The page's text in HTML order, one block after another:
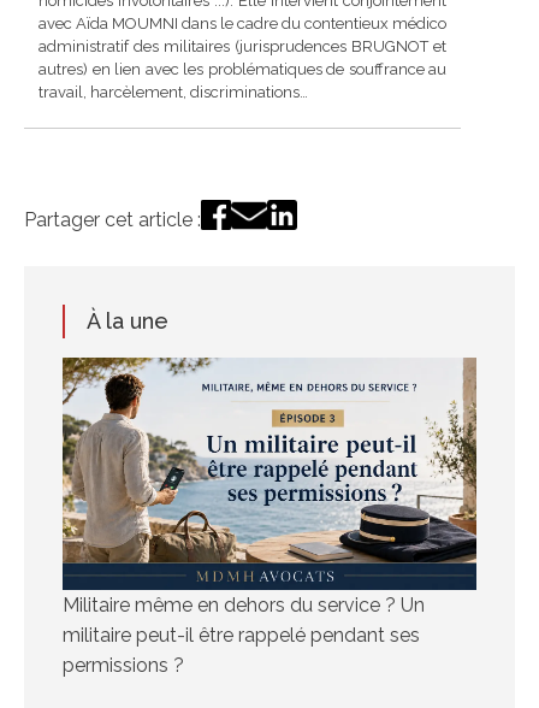
avec Aïda MOUMNI dans le cadre du contentieux médico
administratif des militaires (jurisprudences BRUGNOT et
autres) en lien avec les problématiques de souffrance au
travail, harcèlement, discriminations…
Partager cet article :
À la une
Militaire même en dehors du service ? Un
militaire peut-il être rappelé pendant ses
permissions ?